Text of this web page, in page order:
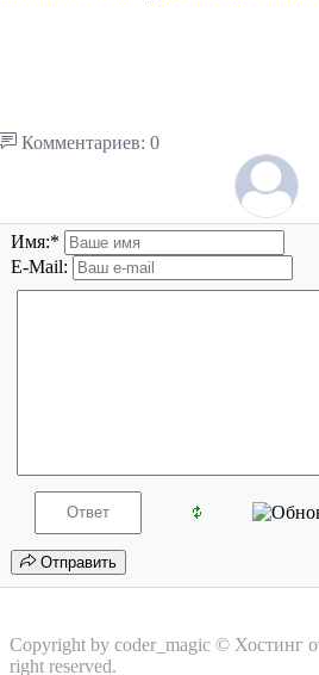
Комментариев: 0
Имя:*
E-Mail:
Отправить
Copyright by coder_magic © Хостинг
right reserved.